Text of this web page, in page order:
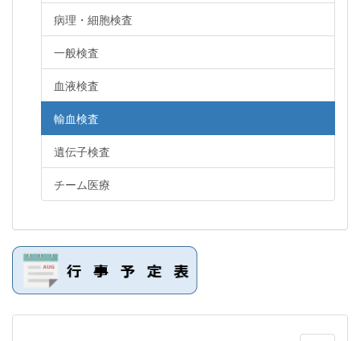
病理・細胞検査
一般検査
血液検査
輸血検査
遺伝子検査
チーム医療